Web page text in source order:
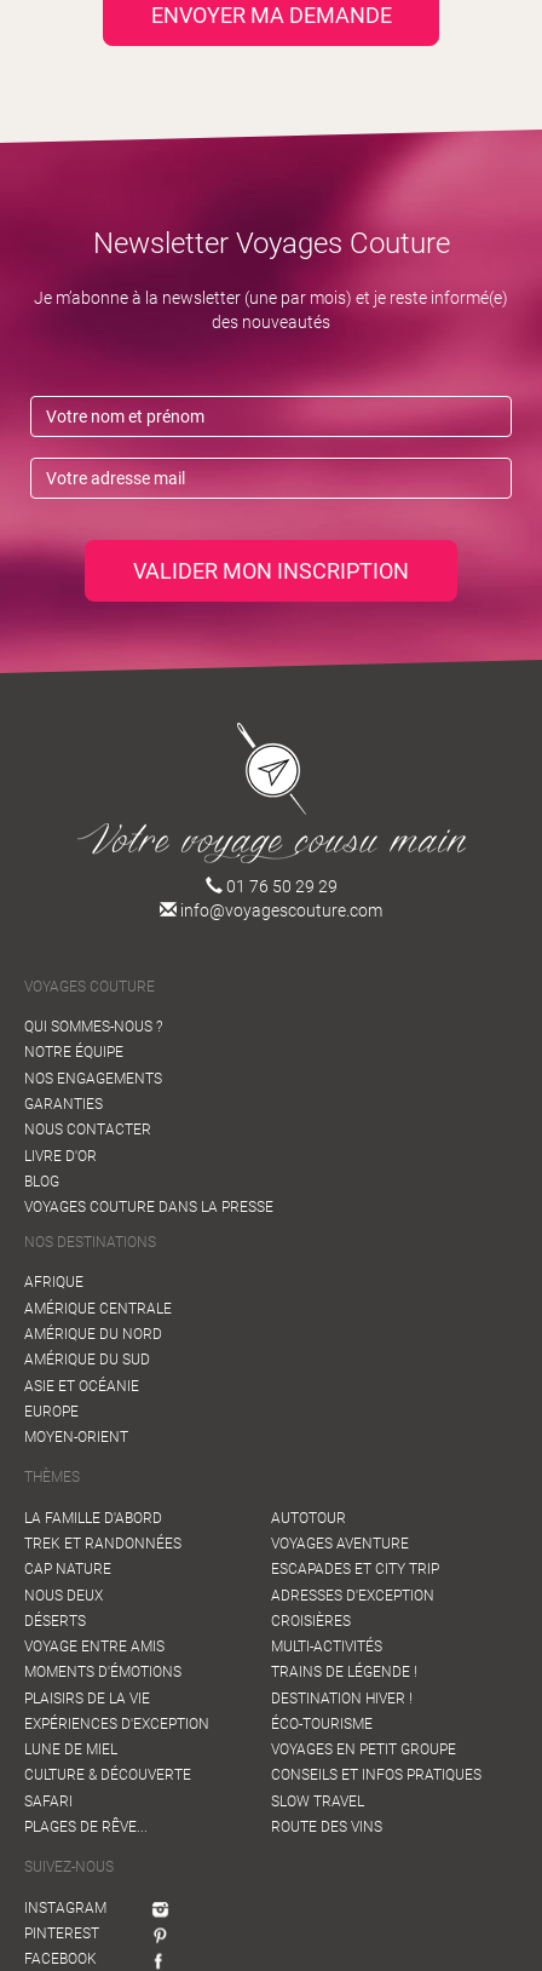
ENVOYER MA DEMANDE
Newsletter Voyages Couture
Je m’abonne à la newsletter (une par mois) et je reste informé(e)
des nouveautés
VALIDER MON INSCRIPTION
01 76 50 29 29
info@voyagescouture.com
VOYAGES COUTURE
QUI SOMMES-NOUS ?
NOTRE ÉQUIPE
NOS ENGAGEMENTS
GARANTIES
NOUS CONTACTER
LIVRE D'OR
BLOG
VOYAGES COUTURE DANS LA PRESSE
NOS DESTINATIONS
AFRIQUE
AMÉRIQUE CENTRALE
AMÉRIQUE DU NORD
AMÉRIQUE DU SUD
ASIE ET OCÉANIE
EUROPE
MOYEN-ORIENT
THÈMES
LA FAMILLE D'ABORD
TREK ET RANDONNÉES
CAP NATURE
NOUS DEUX
DÉSERTS
VOYAGE ENTRE AMIS
MOMENTS D'ÉMOTIONS
PLAISIRS DE LA VIE
EXPÉRIENCES D'EXCEPTION
LUNE DE MIEL
CULTURE & DÉCOUVERTE
SAFARI
PLAGES DE RÊVE...
AUTOTOUR
VOYAGES AVENTURE
ESCAPADES ET CITY TRIP
ADRESSES D'EXCEPTION
CROISIÈRES
MULTI-ACTIVITÉS
TRAINS DE LÉGENDE !
DESTINATION HIVER !
ÉCO-TOURISME
VOYAGES EN PETIT GROUPE
CONSEILS ET INFOS PRATIQUES
SLOW TRAVEL
ROUTE DES VINS
SUIVEZ-NOUS
INSTAGRAM
PINTEREST
FACEBOOK